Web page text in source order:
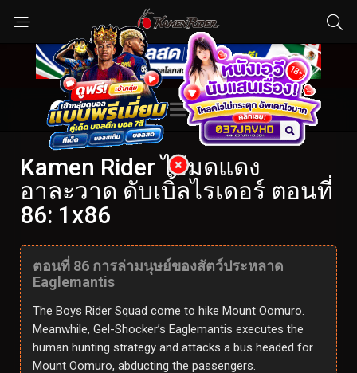
Kamen Rider ไอ้มดแดง
อาละวาด ดับเบิ้ลไรเดอร์ ตอนที่
86: 1x86
ตอนที่ 86 การล่ามนุษย์ของสัตว์ประหลาด
Eaglemantis
The Boys Rider Squad come to hike Mount Oomuro.
Meanwhile, Gel-Shocker’s Eaglemantis executes the
human hunting strategy and attacks a bus headed for
Mount Oomuro, abducting the passengers.